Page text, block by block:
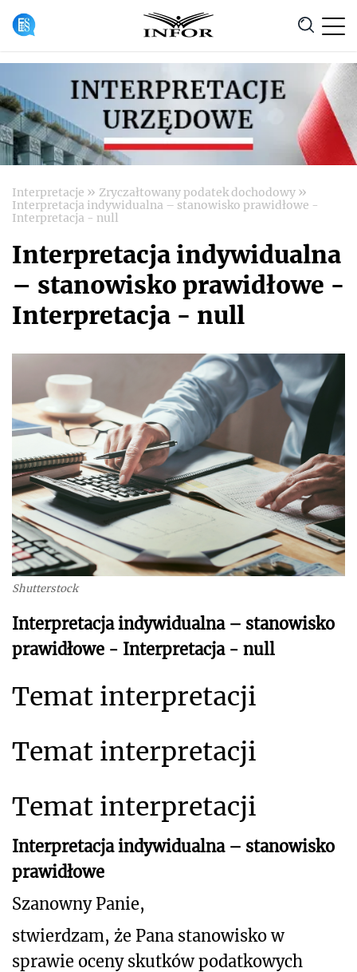
Anuluj
Interpretacje » Zryczałtowany podatek dochodowy »
Interpretacja indywidualna – stanowisko prawidłowe -
Interpretacja - null
Interpretacja indywidualna
– stanowisko prawidłowe -
Interpretacja - null
Shutterstock
Interpretacja indywidualna – stanowisko
prawidłowe - Interpretacja - null
Temat interpretacji
Temat interpretacji
Temat interpretacji
Interpretacja indywidualna – stanowisko
prawidłowe
Szanowny Panie,
stwierdzam, że Pana stanowisko w
sprawie oceny skutków podatkowych